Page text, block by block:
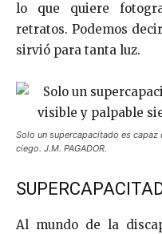
lo que quiere
retratos. Podemos
sirvió para tanta luz.
Solo un supercapacitado es
ciego. J.M. PAGADOR.
Al mundo de la